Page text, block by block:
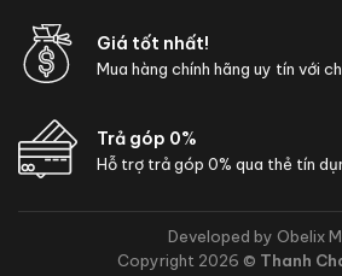
Giá tốt nhất!
Mua hàng chính hãng uy tín với
Trả góp 0%
Hỗ trợ trả góp 0% qua thẻ tín
Developed by Obelix
Copyright 2026 © Thanh